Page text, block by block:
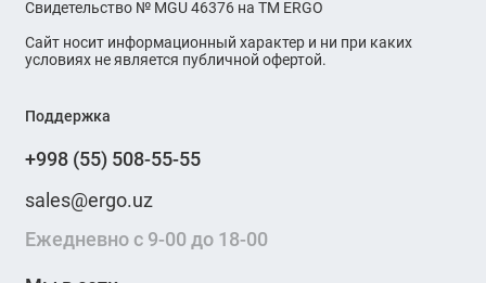
Свидетельство № MGU 46376 на ТМ ERGO
Сайт носит информационный характер и ни при каких
условиях не является публичной офертой.
Поддержка
+998 (55) 508-55-55
sales@ergo.uz
Ежедневно с 9-00 до 18-00